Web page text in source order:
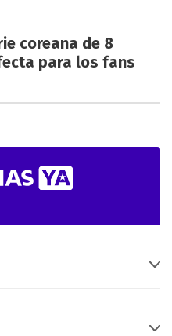
coreana de 8
para los fans